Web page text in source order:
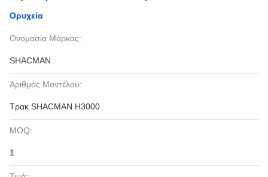
Ορυχεία
Ονομασία Μάρκας:
SHACMAN
Αριθμός Μοντέλου:
Τρακ SHACMAN H3000
MOQ:
1